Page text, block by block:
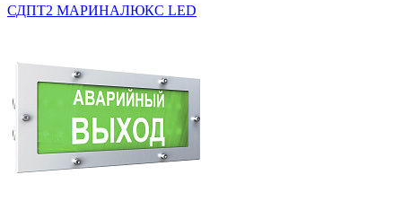
СДПТ2 МАРИНАЛЮКС LED